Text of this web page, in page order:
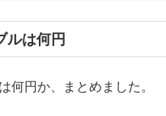
ルは何円
何円か、まとめました。